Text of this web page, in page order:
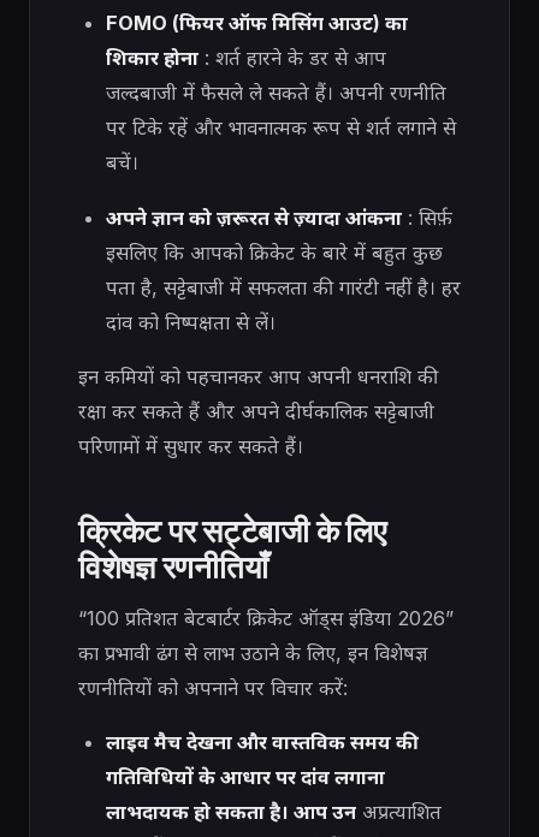
FOMO (फियर ऑफ मिसिंग आउट) का
शिकार होना: शर्त हारने के डर से आप
जल्दबाजी में फैसले ले सकते हैं। अपनी रणनीति
पर टिके रहें और भावनात्मक रूप से शर्त लगाने से
बचें।
अपने ज्ञान को ज़रूरत से ज़्यादा आंकना: सिर्फ़
इसलिए कि आपको क्रिकेट के बारे में बहुत कुछ
पता है, सट्टेबाजी में सफलता की गारंटी नहीं है। हर
दांव को निष्पक्षता से लें।
इन कमियों को पहचानकर आप अपनी धनराशि की
रक्षा कर सकते हैं और अपने दीर्घकालिक सट्टेबाजी
परिणामों में सुधार कर सकते हैं।
क्रिकेट पर सट्टेबाजी के लिए
विशेषज्ञ रणनीतियाँ
“100 प्रतिशत बेटबार्टर क्रिकेट ऑड्स इंडिया 2026”
का प्रभावी ढंग से लाभ उठाने के लिए, इन विशेषज्ञ
रणनीतियों को अपनाने पर विचार करें:
लाइव मैच देखना और वास्तविक समय की
गतिविधियों के आधार पर दांव लगाना
लाभदायक हो सकता है। आप उनअप्रत्याशित